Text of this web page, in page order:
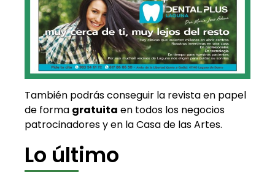
También podrás conseguir la revista en papel
de forma gratuita en todos los negocios
patrocinadores y en la Casa de las Artes.
Lo último